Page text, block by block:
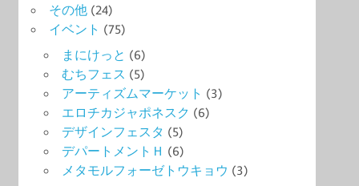
その他 (24)
イベント (75)
まにけっと (6)
むちフェス (5)
アーティズムマーケット (3)
エロチカジャポネスク (6)
デザインフェスタ (5)
デパートメントＨ (6)
メタモルフォーゼトウキョウ (3)